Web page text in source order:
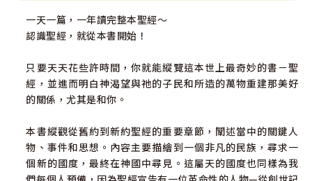
一天一篇，一年讀完整本聖經～
認識聖經，就從本書開始！
只要天天花些許時間，你就能縱覽這本世上最奇妙的書－聖
經，並進而明白神渴望與祂的子民和所造的萬物重建那美好
的關係，尤其是和你。
本書縱觀從舊約到新約聖經的重要章節，闡述當中的關鍵人
物、事件和思想。內容主要描繪到一個非凡的民族，尋求一
個新的國度，最終在神國中尋見。這屬天的國度也同樣為我